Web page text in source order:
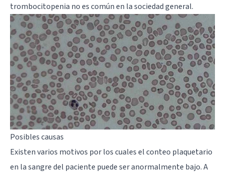
trombocitopenia no es común en la sociedad general.
Posibles causas
Existen varios motivos por los cuales el conteo plaquetario
en la sangre del paciente puede ser anormalmente bajo. A